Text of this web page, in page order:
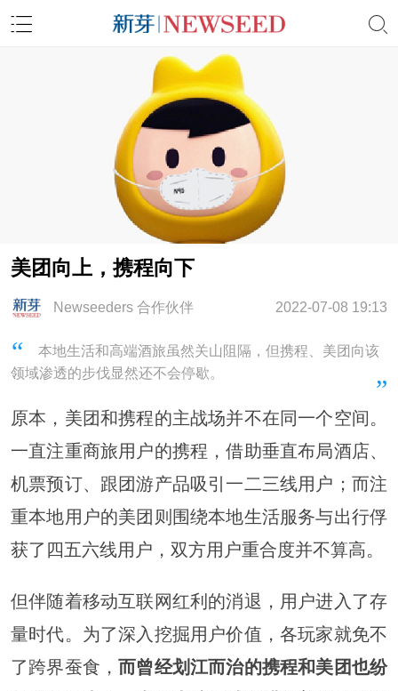
美团向上，携程向下
2022-07-08 19:13
Newseeders 合作伙伴
本地生活和高端酒旅虽然关山阻隔，但携程、美团向该
领域渗透的步伐显然还不会停歇。
原本，美团和携程的主战场并不在同一个空间。
一直注重商旅用户的携程，借助垂直布局酒店、
机票预订、跟团游产品吸引一二三线用户；而注
重本地用户的美团则围绕本地生活服务与出行俘
获了四五六线用户，双方用户重合度并不算高。
但伴随着移动互联网红利的消退，用户进入了存
量时代。为了深入挖掘用户价值，各玩家就免不
了跨界蚕食，而曾经划江而治的携程和美团也纷